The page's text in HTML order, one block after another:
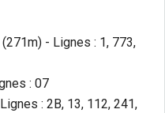
- Lignes : 1, 773,
: 07
: 2B, 13, 112, 241,